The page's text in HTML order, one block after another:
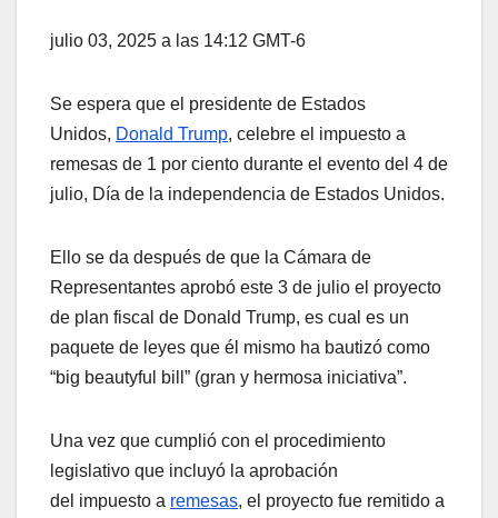
julio 03, 2025 a las 14:12 GMT-6
Se espera que el presidente de Estados
Unidos, Donald Trump, celebre el impuesto a
remesas de 1 por ciento durante el evento del 4 de
julio, Día de la independencia de Estados Unidos.
Ello se da después de que la Cámara de
Representantes aprobó este 3 de julio el proyecto
de plan fiscal de Donald Trump, es cual es un
paquete de leyes que él mismo ha bautizó como
“big beautyful bill” (gran y hermosa iniciativa”.
Una vez que cumplió con el procedimiento
legislativo que incluyó la aprobación
del impuesto a remesas, el proyecto fue remitido a